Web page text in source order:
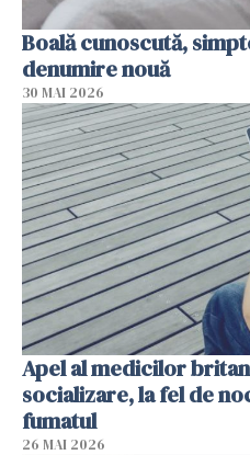
Boală cunoscută,
denumire nouă
30 MAI 2026
Apel al medicilor
socializare, la fel de
fumatul
26 MAI 2026